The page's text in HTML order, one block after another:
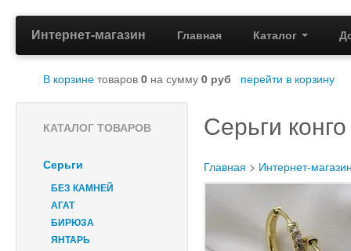
Интернет-магазин Главная Каталог
В корзине товаров 0 на сумму 0 руб перейти в корзину
КАТАЛОГ ТОВАРОВ
Серьги
БЕЗ КАМНЕЙ
АГАТ
БИРЮЗА
ЯНТАРЬ
Серьги
Главная > Интернет-